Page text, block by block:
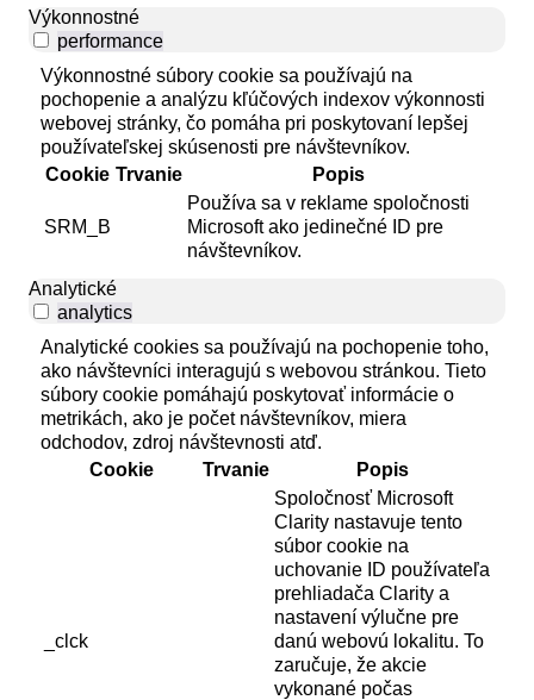
Výkonnostné
performance
Výkonnostné súbory cookie sa používajú na
pochopenie a analýzu kľúčových indexov výkonnosti
webovej stránky, čo pomáha pri poskytovaní lepšej
používateľskej skúsenosti pre návštevníkov.
Cookie Trvanie Popis
SRM_B
Používa sa v reklame spoločnosti
Microsoft ako jedinečné ID pre
návštevníkov.
Analytické
analytics
Analytické cookies sa používajú na pochopenie toho,
ako návštevníci interagujú s webovou stránkou. Tieto
súbory cookie pomáhajú poskytovať informácie o
metrikách, ako je počet návštevníkov, miera
odchodov, zdroj návštevnosti atď.
Cookie
Trvanie Popis
_clck
Spoločnosť Microsoft
Clarity nastavuje tento
súbor cookie na
uchovanie ID používateľa
prehliadača Clarity a
nastavení výlučne pre
danú webovú lokalitu. To
zaručuje, že akcie
vykonané počas